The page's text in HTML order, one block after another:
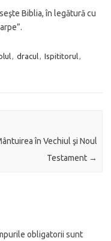
Biblia, în legătură cu
dracul Ispititorul
în Vechiul şi Noul
Testament →
obligatorii sunt